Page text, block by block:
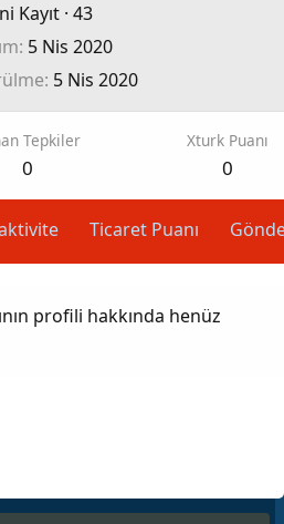
Kayıt · 43
5 Nis 2020
5 Nis 2020
Tepkiler
0
Xturk Puanı
0
Ticaret Puanı
profili hakkında henüz